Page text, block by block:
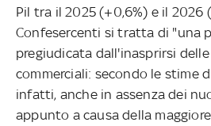
Pil tra il 2025 (+0,6%) e il 2026
Confesercenti si tratta di "una
pregiudicata dall'inasprirsi
commerciali: secondo le stime
infatti, anche in assenza dei
appunto a causa della